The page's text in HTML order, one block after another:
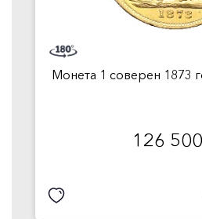
Монета 1 соверен 1873
126 500